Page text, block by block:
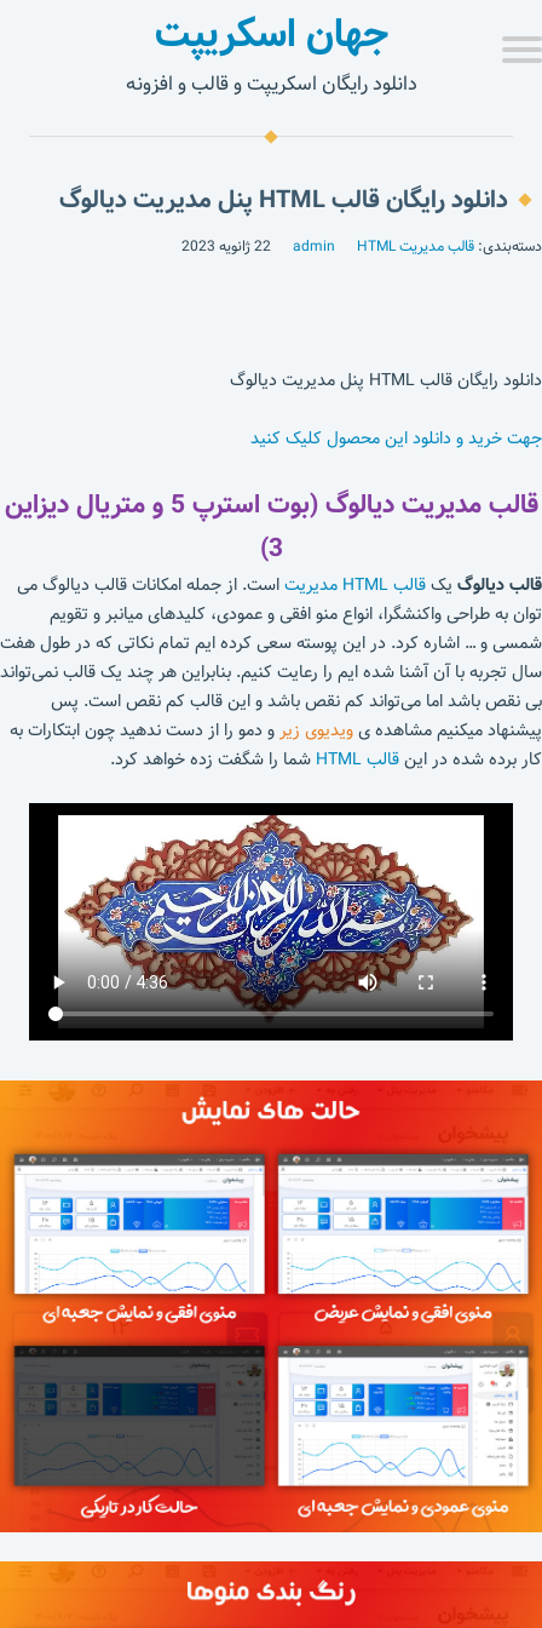
جهان اسکریپت
دانلود رایگان اسکریپت و قالب و افزونه
دانلود رایگان قالب HTML پنل مدیریت دیالوگ
دسته‌بندی: قالب مدیریت HTML admin 22 ژانویه 2023
دانلود رایگان قالب HTML پنل مدیریت دیالوگ
جهت خرید و دانلود این محصول کلیک کنید
قالب مدیریت دیالوگ (بوت استرپ 5 و متریال دیزاین
3)
قالب دیالوگ یکقالب HTML مدیریت
است. از جمله امکانات قالب دیالوگ می
توان به طراحی واکنشگرا، انواع منو افقی و عمودی، کلیدهای میانبر و تقویم
شمسی و … اشاره کرد. در این پوسته سعی کرده ایم تمام نکاتی که در طول هفت
سال تجربه با آن آشنا شده ایم را رعایت کنیم. بنابراین هر چند یک قالب نمی‌تواند
بی نقص باشد اما می‌تواند کم نقص باشد و این قالب کم نقص است. پس
پیشنهاد میکنیم مشاهده یویدیوی زیر و دمو را از دست ندهید چون ابتکارات به
کار برده شده در اینقالب HTML شما را شگفت زده خواهد کرد.